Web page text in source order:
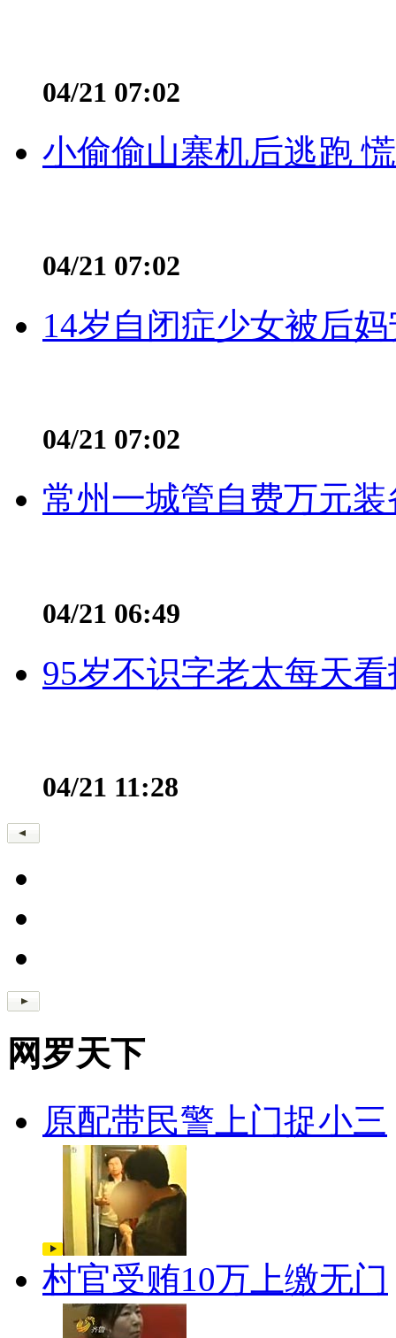
04/21 07:02
小偷偷山寨机后逃跑
04/21 07:02
14岁自闭症少女被后
04/21 07:02
常州一城管自费万元
04/21 06:49
95岁不识字老太每天
04/21 11:28
网罗天下
原配带民警上门捉小三
村官受贿10万上缴无门